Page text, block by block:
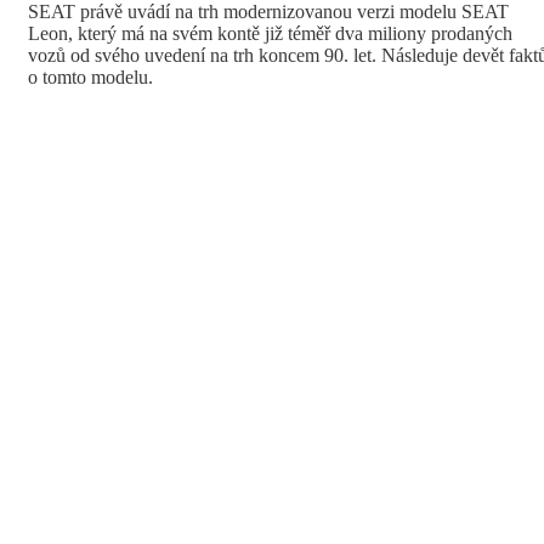
SEAT právě uvádí na trh modernizovanou verzi modelu SEAT
Leon, který má na svém kontě již téměř dva miliony prodaných
vozů od svého uvedení na trh koncem 90. let. Následuje devět
o tomto modelu.